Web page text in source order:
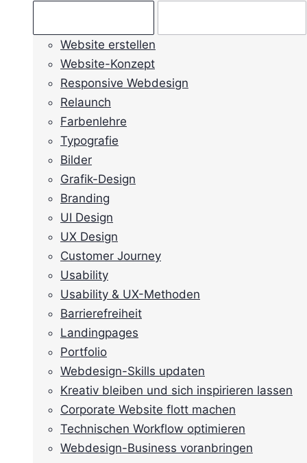
Website erstellen
Website-Konzept
Responsive Webdesign
Relaunch
Farbenlehre
Typografie
Bilder
Grafik-Design
Branding
UI Design
UX Design
Customer Journey
Usability
Usability & UX-Methoden
Barrierefreiheit
Landingpages
Portfolio
Webdesign-Skills updaten
Kreativ bleiben und sich inspirieren lassen
Corporate Website flott machen
Technischen Workflow optimieren
Webdesign-Business voranbringen